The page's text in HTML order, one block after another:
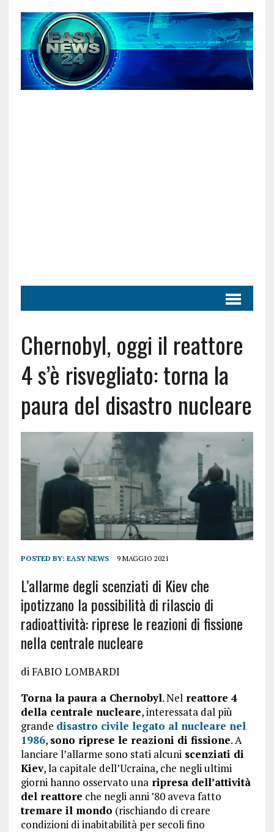
Chernobyl, oggi il reattore
4 s’è risvegliato: torna la
paura del disastro nucleare
POSTED BY: EASY NEWS 9 MAGGIO 2021
L’allarme degli scenziati di Kiev che
ipotizzano la possibilità di rilascio di
radioattività: riprese le reazioni di fissione
nella centrale nucleare
di FABIO LOMBARDI
Torna la paura a Chernobyl. Nelreattore 4
della centrale nucleare, interessata dal più
grande disastro civile legato al nucleare nel
1986, sono riprese le reazioni di fissione. A
lanciare l’allarme sono stati alcuniscenziati di
Kiev, la capitale dell’Ucraina, che negli ultimi
giorni hanno osservato unaripresa dell’attività
del reattore che negli anni ’80 aveva fatto
tremare il mondo (rischiando di creare
condizioni di inabitabilità per secoli fino